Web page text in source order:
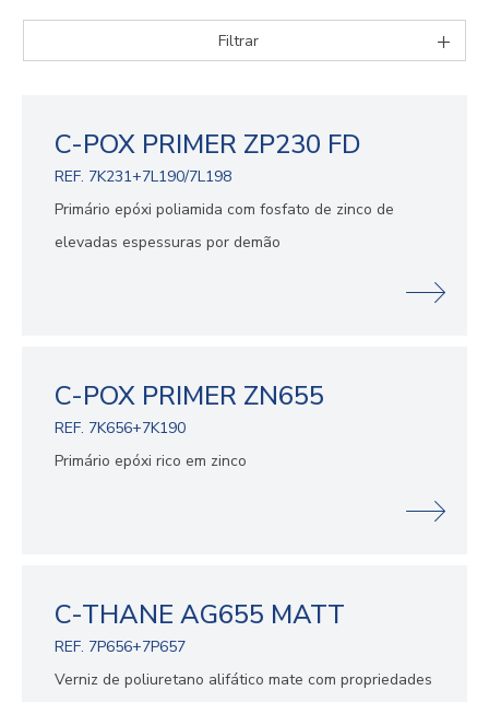
Filtrar
C-POX PRIMER ZP230 FD
REF. 7K231+7L190/7L198
Primário epóxi poliamida com fosfato de zinco de
elevadas espessuras por demão
C-POX PRIMER ZN655
REF. 7K656+7K190
Primário epóxi rico em zinco
C-THANE AG655 MATT
REF. 7P656+7P657
Verniz de poliuretano alifático mate com propriedades